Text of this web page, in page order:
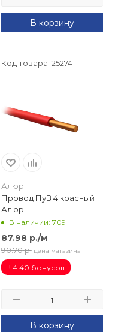
В корзину
Код товара: 25274
Алюр
Провод ПуВ 4 красный
Алюр
В наличии: 709
87.98р./м
90.70 р. цена магазина
+4.40 бонусов
В корзину